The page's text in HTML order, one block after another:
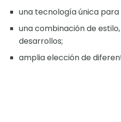
una tecnología única
una combinación de
desarrollos;
amplia elección de